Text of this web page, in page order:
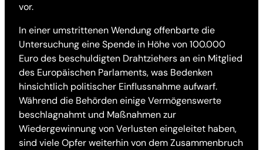
vor.
In einer umstrittenen Wendung offenbarte die
Untersuchung eine Spende in Höhe von 100.000
Euro des beschuldigten Drahtziehers an ein Mitglied
des Europäischen Parlaments, was Bedenken
hinsichtlich politischer Einflussnahme aufwarf.
Während die Behörden einige Vermögenswerte
beschlagnahmt und Maßnahmen zur
Wiedergewinnung von Verlusten eingeleitet haben,
sind viele Opfer weiterhin von dem Zusammenbruch